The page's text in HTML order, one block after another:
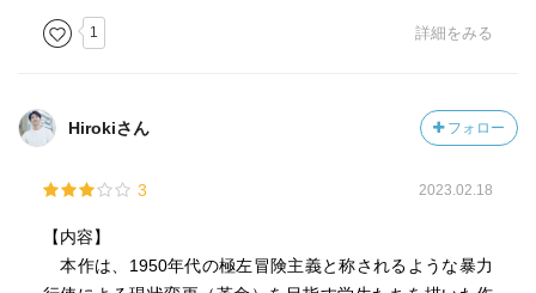
1 詳細をみる
Hirokiさん フォロー
3 2023.02.18
【内容】
本作は、1950年代の極左冒険主義と称されるような暴力